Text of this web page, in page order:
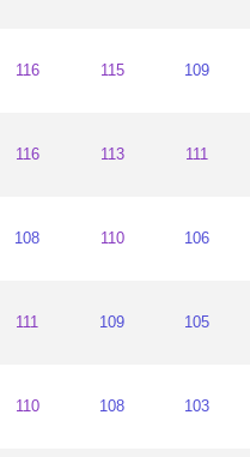
116 115 109
116 113 111
108 110 106
111 109 105
110 108 103